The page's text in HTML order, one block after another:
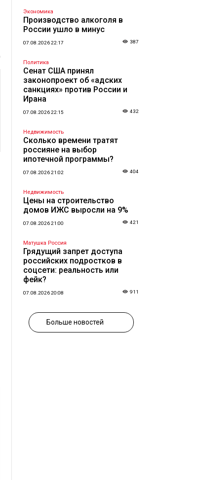
Экономика
Производство алкоголя в
России ушло в минус
07.08.2026 22:17 387
Политика
Сенат США принял
законопроект об «адских
санкциях» против России и
Ирана
07.08.2026 22:15 432
Недвижимость
Сколько времени тратят
россияне на выбор
ипотечной программы?
07.08.2026 21:02 404
Недвижимость
Цены на строительство
домов ИЖС выросли на 9%
07.08.2026 21:00 421
Матушка Россия
Грядущий запрет доступа
российских подростков в
соцсети: реальность или
фейк?
07.08.2026 20:08 911
Больше новостей